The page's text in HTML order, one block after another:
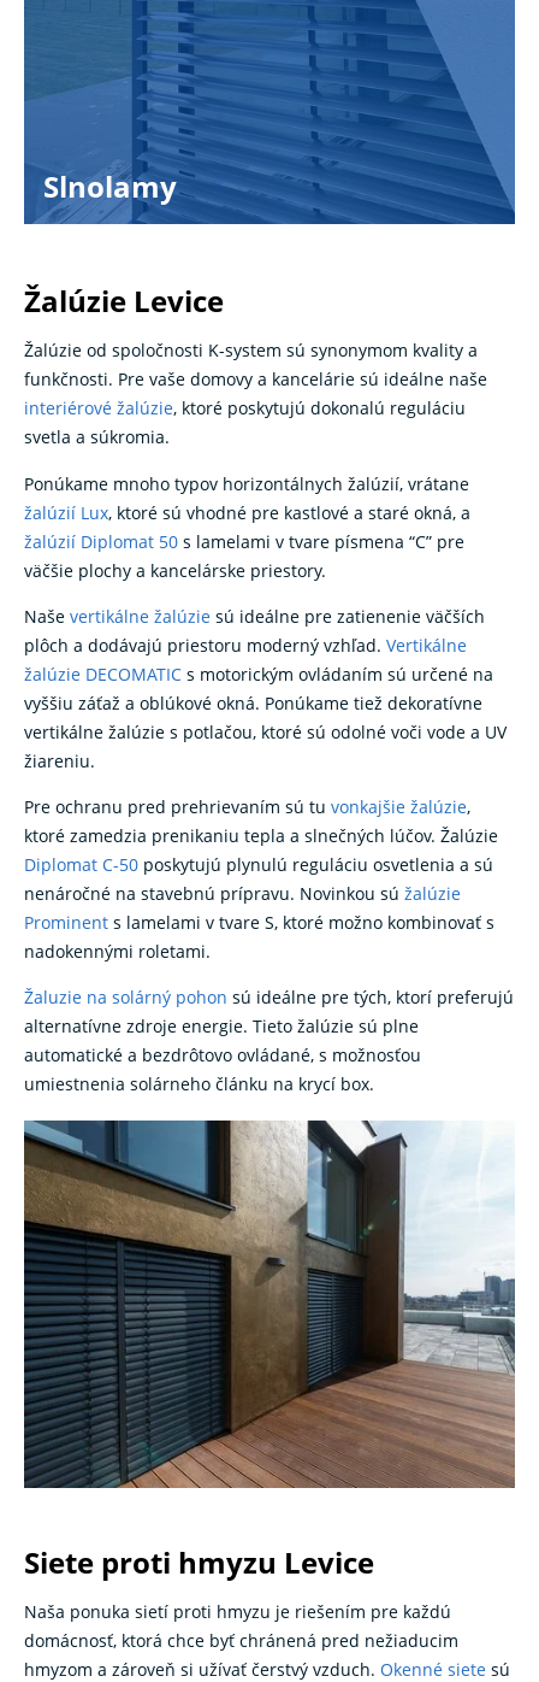
Slnolamy
Žalúzie Levice
Žalúzie od spoločnosti K-system sú synonymom kvality a
funkčnosti. Pre vaše domovy a kancelárie sú ideálne naše
interiérové žalúzie, ktoré poskytujú dokonalú reguláciu
svetla a súkromia.
Ponúkame mnoho typov horizontálnych žalúzií, vrátane
žalúzií Lux, ktoré sú vhodné pre kastlové a staré okná, a
žalúzií Diplomat 50 s lamelami v tvare písmena “C” pre
väčšie plochy a kancelárske priestory.
Naše vertikálne žalúzie sú ideálne pre zatienenie väčších
plôch a dodávajú priestoru moderný vzhľad. Vertikálne
žalúzie DECOMATIC s motorickým ovládaním sú určené na
vyššiu záťaž a oblúkové okná. Ponúkame tiež dekoratívne
vertikálne žalúzie s potlačou, ktoré sú odolné voči vode a UV
žiareniu.
Pre ochranu pred prehrievaním sú tu vonkajšie žalúzie,
ktoré zamedzia prenikaniu tepla a slnečných lúčov. Žalúzie
Diplomat C-50 poskytujú plynulú reguláciu osvetlenia a sú
nenáročné na stavebnú prípravu. Novinkou sú žalúzie
Prominent s lamelami v tvare S, ktoré možno kombinovať s
nadokennými roletami.
Žaluzie na solárný pohon sú ideálne pre tých, ktorí preferujú
alternatívne zdroje energie. Tieto žalúzie sú plne
automatické a bezdrôtovo ovládané, s možnosťou
umiestnenia solárneho článku na krycí box.
Siete proti hmyzu Levice
Naša ponuka sietí proti hmyzu je riešením pre každú
domácnosť, ktorá chce byť chránená pred nežiaducim
hmyzom a zároveň si užívať čerstvý vzduch. Okenné siete sú